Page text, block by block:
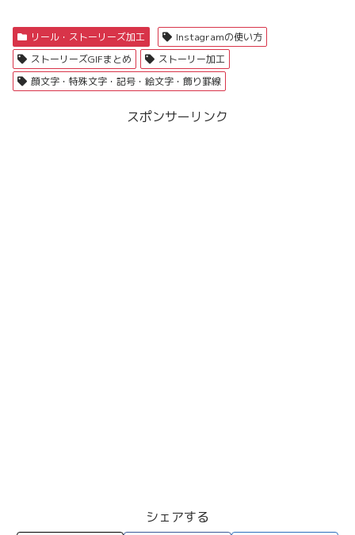
リール・ストーリーズ加工
Instagramの使い方
ストーリーズGIFまとめ
ストーリー加工
顔文字・特殊文字・記号・絵文字・飾り罫線
スポンサーリンク
シェアする